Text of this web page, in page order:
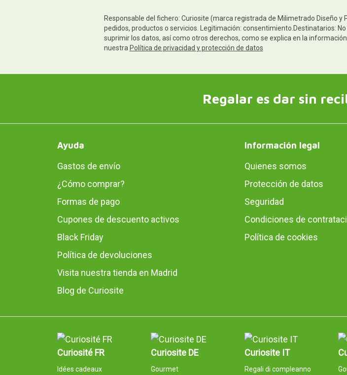
Responsable del fichero: Curiosite (marca registrada de Milimetrado Diseño
pedidos, productos o servicios. Legitimación: consentimiento.Destinatarios:
suprimir los datos, así como otros derechos, como se explica en la
nuestra Política de privacidad y protección de datos
Regalar es dar sin
Ayuda
Gastos de envío
¿Cómo comprar?
Formas de pago
Cupones de descuento activos
Black Friday
Política de devoluciones
Visita nuestra tienda en Madrid
Blog de Curiosite
Información legal
Quienes somos
Protección de datos
Seguridad
Condiciones de
Política de cookies
Curiosité FR
Idées cadeaux
Curiosite DE
Gourmet
Curiosite IT
Regali di compleanno